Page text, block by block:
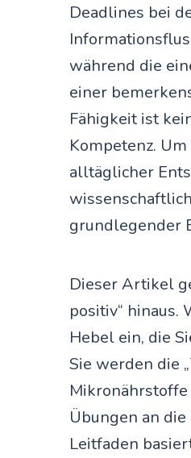
Deadlines bei
während die
einer
Fähigkeit ist
Kompetenz.
alltäglicher
grundlegender
Dieser Artikel
positiv“ hinaus.
Hebel ein, die
Sie werden die
Übungen an
Leitfaden